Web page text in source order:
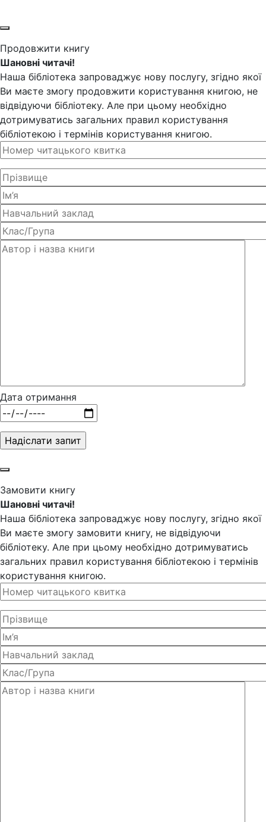
Продовжити книгу
Шановні читачі!
Наша бібліотека запроваджує нову послугу, згідно якої
Ви маєте змогу продовжити користування книгою, не
відвідуючи бібліотеку. Але при цьому необхідно
дотримуватись загальних правил користування
бібліотекою і термінів користування книгою.
Дата отримання
Замовити книгу
Шановні читачі!
Наша бібліотека запроваджує нову послугу, згідно якої
Ви маєте змогу замовити книгу, не відвідуючи
бібліотеку. Але при цьому необхідно дотримуватись
загальних правил користування бібліотекою і термінів
користування книгою.